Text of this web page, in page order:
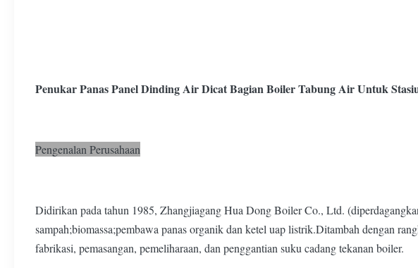
Penukar Panas Panel Dinding Air Dicat Bagian Boiler Tabung Air Untuk
Pengenalan Perusahaan
Didirikan pada tahun 1985, Zhangjiagang Hua Dong Boiler Co., Ltd.
sampah;biomassa;pembawa panas organik dan ketel uap listrik.Ditambah dengan
fabrikasi, pemasangan, pemeliharaan, dan penggantian suku cadang tekanan boiler.